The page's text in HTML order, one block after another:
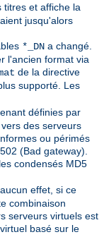
titres et affiche la
jusqu'alors
*_DN a changé.
l'ancien format via
de la directive
supporté. Les
définies par
des serveurs
ou périmés
(Bad gateway).
condensés MD5
effet, si ce
combinaison
serveurs virtuels est
basé sur le